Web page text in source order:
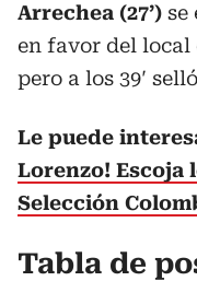
Arrechea (27’) se
en favor del local
pero a los 39′
Le puede
Lorenzo! Escoja
Selección
Tabla de